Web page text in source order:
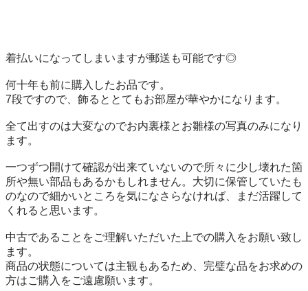
着払いになってしまいますが郵送も可能です◎
何十年も前に購入したお品です。
7段ですので、飾るととてもお部屋が華やかになります。
全て出すのは大変なのでお内裏様とお雛様の写真のみになり
ます。
一つずつ開けて確認が出来ていないので所々に少し壊れた箇
所や無い部品もあるかもしれません。大切に保管していたも
のなので細かいところを気になさらなければ、まだ活躍して
くれると思います。
中古であることをご理解いただいた上での購入をお願い致し
ます。
商品の状態については主観もあるため、完璧な品をお求めの
方はご購入をご遠慮願います。